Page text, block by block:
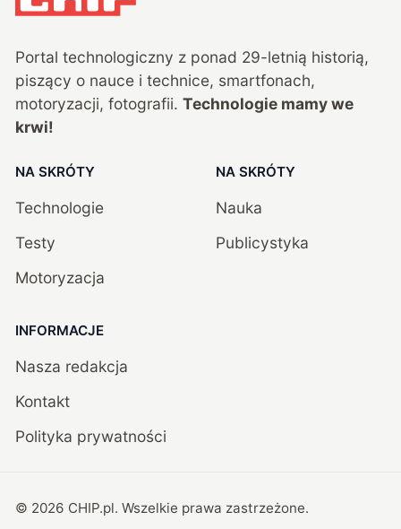
Portal technologiczny z ponad 29-letnią historią,
piszący o nauce i technice, smartfonach,
motoryzacji, fotografii. Technologie mamy we
krwi!
NA SKRÓTY
Technologie
Testy
Motoryzacja
NA SKRÓTY
Nauka
Publicystyka
INFORMACJE
Nasza redakcja
Kontakt
Polityka prywatności
© 2026 CHIP.pl. Wszelkie prawa zastrzeżone.